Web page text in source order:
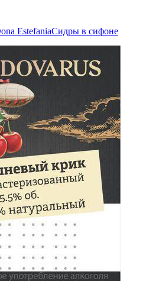
EstefaniaСидры в сифоне